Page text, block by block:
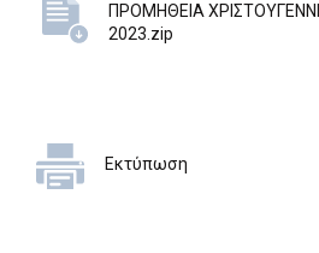
ΠΡΟΜΗΘΕΙΑ
2023.zip
Εκτύπωση